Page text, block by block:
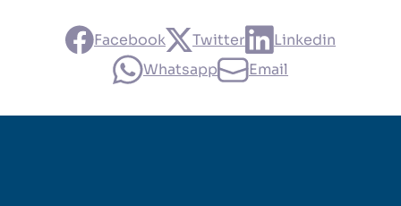
Facebook Twitter
Linkedin
Whatsapp
Email